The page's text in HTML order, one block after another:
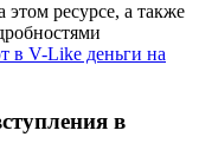
ресурсе, а также
в V-Like деньги на
в